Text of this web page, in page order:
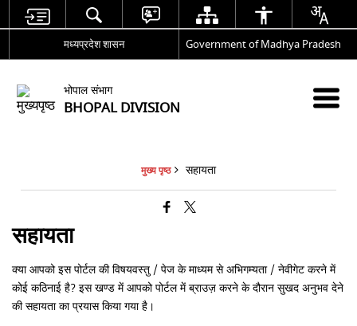
मध्यप्रदेश शासन Government of Madhya Pradesh
भोपाल संभाग
BHOPAL DIVISION
मुख्य पृष्ठ सहायता
सहायता
क्‍या आपको इस पोर्टल की विषयवस्‍तु / पेज के माध्‍यम से अभिगम्‍यता / नेवीगेट करने में
कोई कठिनाई है? इस खण्‍ड में आपको पोर्टल में ब्राउज़ करने के दौरान सुखद अनुभव देने
की सहायता का प्रयास किया गया है।